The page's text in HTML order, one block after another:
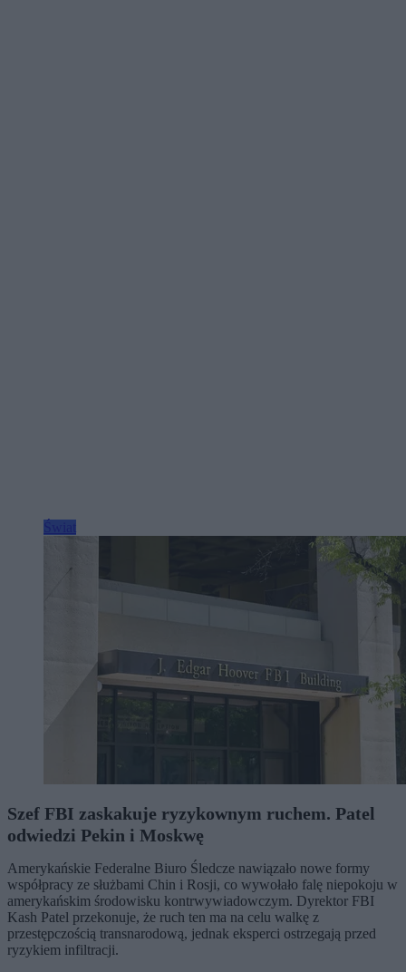
Szef FBI zaskakuje ryzykownym ruchem. Patel
odwiedzi Pekin i Moskwę
Amerykańskie Federalne Biuro Śledcze nawiązało nowe formy
współpracy ze służbami Chin i Rosji, co wywołało falę niepokoju w
amerykańskim środowisku kontrwywiadowczym. Dyrektor FBI
Kash Patel przekonuje, że ruch ten ma na celu walkę z
przestępczością transnarodową, jednak eksperci ostrzegają przed
ryzykiem infiltracji.